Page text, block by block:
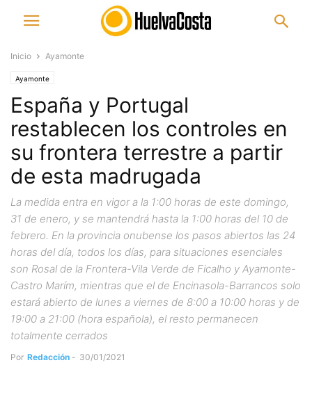
Inicio Ayamonte
Ayamonte
España y Portugal
restablecen los controles en
su frontera terrestre a partir
de esta madrugada
La medida entra en vigor a la 1:00 horas de este domingo,
31 de enero, y se mantendrá hasta la 1:00 horas del 10 de
febrero. En la provincia onubense los pasos abiertos las 24
horas del día, todos los días, para situaciones esenciales
son Rosal de la Frontera-Vila Verde de Ficalho y Ayamonte-
Castro Marím, mientras que el de Encinasola-Barrancos solo
estará abierto de lunes a viernes de 8:00 a 10:00 horas y de
19:00 a 21:00 (hora española), el resto permanecen
totalmente cerrados
Por Redacción - 30/01/2021